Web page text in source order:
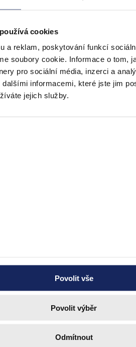
cookies
a reklam, poskytování funkcí
soubory cookie. Informace o tom,
pro sociální média, inzerci a
dalšími informacemi, které jste jim
jejich služby.
Povolit vše
Povolit výběr
Odmítnout